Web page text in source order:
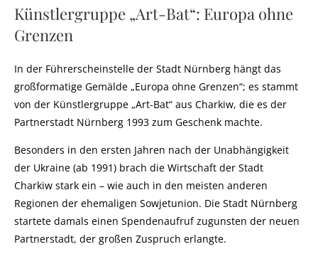
Künstlergruppe „Art-Bat“: Europa ohne
Grenzen
In der Führerscheinstelle der Stadt Nürnberg hängt das
großformatige Gemälde „Europa ohne Grenzen“; es stammt
von der Künstlergruppe „Art-Bat“ aus Charkiw, die es der
Partnerstadt Nürnberg 1993 zum Geschenk machte.
Besonders in den ersten Jahren nach der Unabhängigkeit
der Ukraine (ab 1991) brach die Wirtschaft der Stadt
Charkiw stark ein – wie auch in den meisten anderen
Regionen der ehemaligen Sowjetunion. Die Stadt Nürnberg
startete damals einen Spendenaufruf zugunsten der neuen
Partnerstadt, der großen Zuspruch erlangte.